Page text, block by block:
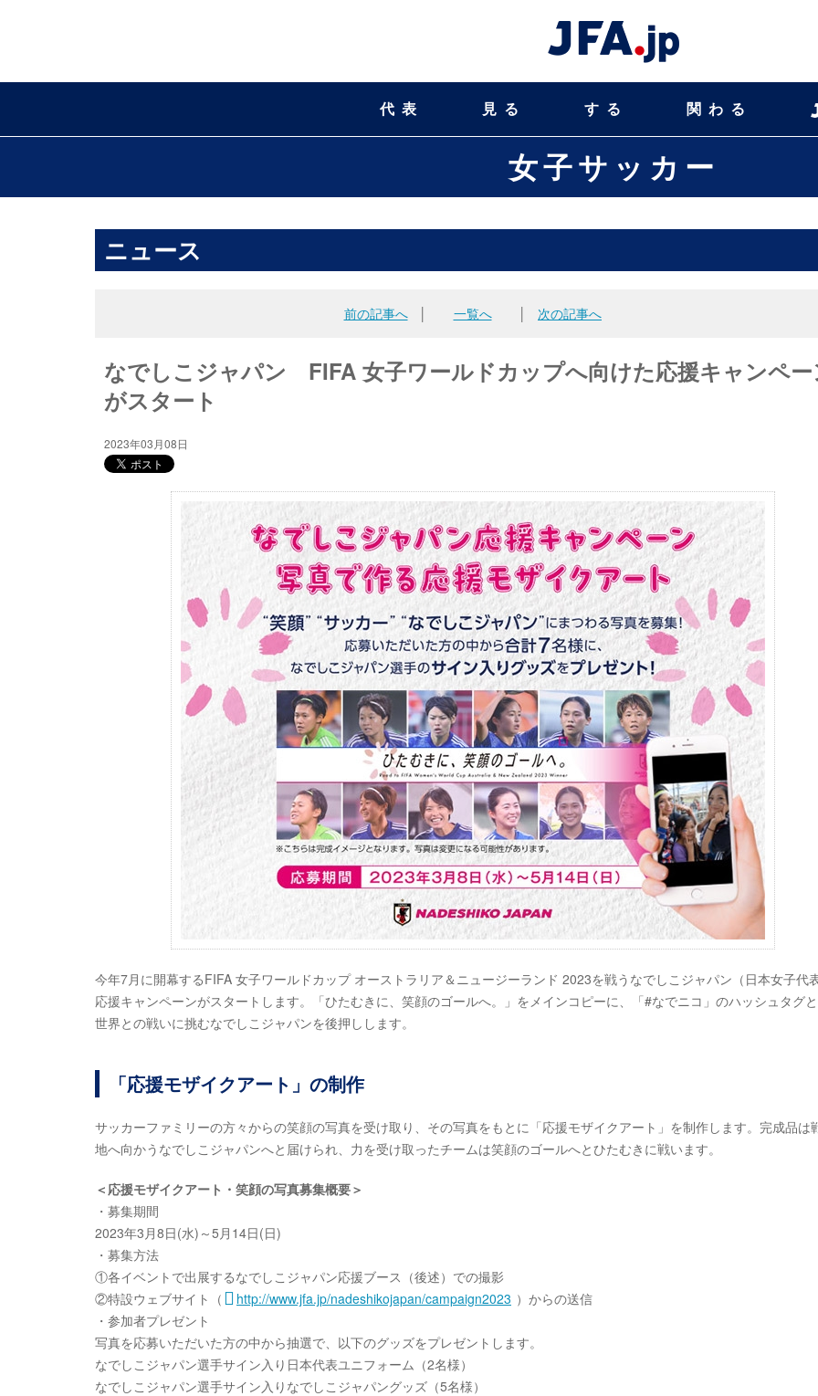
代表 見る する 関わる
女子サッカー
ニュース
前の記事へ│ 一覧へ 次の記事へ
なでしこジャパン FIFA 女子ワールドカップへ向けた応援キャンペ
がスタート
2023年03月08日
今年7月に開幕するFIFA 女子ワールドカップ オーストラリア＆ニュージーランド 2023を戦うなでしこジャパン（日本女子代
応援キャンペーンがスタートします。「ひたむきに、笑顔のゴールへ。」をメインコピーに、「#なでニコ」のハッシュタグ
世界との戦いに挑むなでしこジャパンを後押しします。
「応援モザイクアート」の制作
サッカーファミリーの方々からの笑顔の写真を受け取り、その写真をもとに「応援モザイクアート」を制作します。完成品は
地へ向かうなでしこジャパンへと届けられ、力を受け取ったチームは笑顔のゴールへとひたむきに戦います。
＜応援モザイクアート・笑顔の写真募集概要＞
・募集期間
2023年3月8日(水)～5月14日(日)
・募集方法
①各イベントで出展するなでしこジャパン応援ブース（後述）での撮影
②特設ウェブサイト（
http://www.jfa.jp/nadeshikojapan/campaign2023 ）からの送信
・参加者プレゼント
写真を応募いただいた方の中から抽選で、以下のグッズをプレゼントします。
なでしこジャパン選手サイン入り日本代表ユニフォーム（2名様）
なでしこジャパン選手サイン入りなでしこジャパングッズ（5名様）